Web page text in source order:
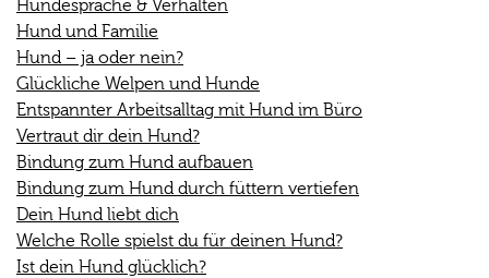
Hundesprache & Verhalten
Hund und Familie
Hund – ja oder nein?
Glückliche Welpen und Hunde
Entspannter Arbeitsalltag mit Hund im Büro
Vertraut dir dein Hund?
Bindung zum Hund aufbauen
Bindung zum Hund durch füttern vertiefen
Dein Hund liebt dich
Welche Rolle spielst du für deinen Hund?
Ist dein Hund glücklich?